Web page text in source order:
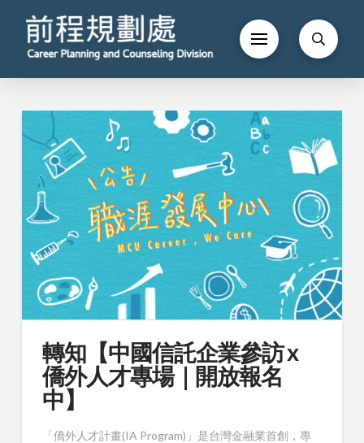
轉知【中國信託企業參訪 x
僑外人才專場｜開放報名
中】
「僑外人才計畫(IA Program)」是台灣金融業首創，專